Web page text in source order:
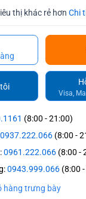
thị khác rẻ hơn Chi
Visa,
(8:00 - 21:00)
0937.222.066 (8:00 -
0961.222.066 (8:00 -
0943.999.066 (8:00
hàng trưng bày